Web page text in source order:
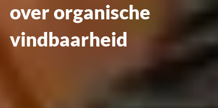
over organische
vindbaarheid